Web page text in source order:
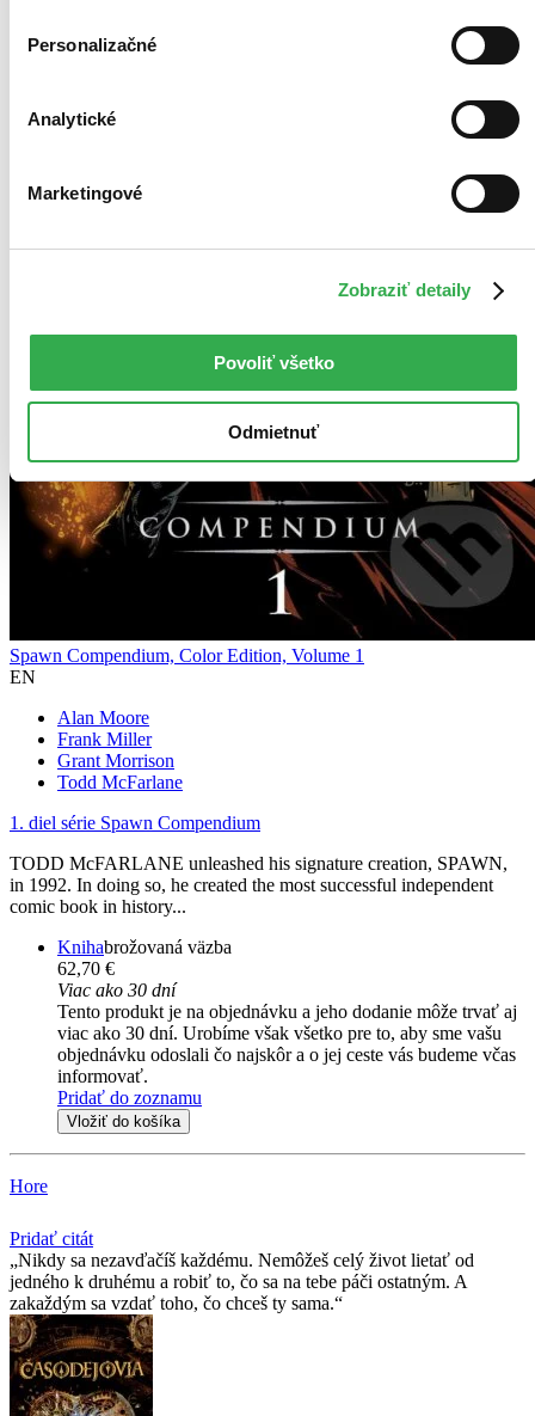
Personalizačné
Analytické
Marketingové
Zobraziť detaily
Povoliť všetko
Odmietnuť
Spawn Compendium, Color Edition, Volume 1
EN
Alan Moore
Frank Miller
Grant Morrison
Todd McFarlane
1. diel série Spawn Compendium
TODD McFARLANE unleashed his signature creation, SPAWN,
in 1992. In doing so, he created the most successful independent
comic book in history...
Knihabrožovaná väzba
62,70 €
Viac ako 30 dní
Tento produkt je na objednávku a jeho dodanie môže trvať aj
viac ako 30 dní. Urobíme však všetko pre to, aby sme vašu
objednávku odoslali čo najskôr a o jej ceste vás budeme včas
informovať.
Pridať do zoznamu
Vložiť do košíka
Hore
Pridať citát
Nikdy sa nezavďačíš každému. Nemôžeš celý život lietať od
jedného k druhému a robiť to, čo sa na tebe páči ostatným. A
zakaždým sa vzdať toho, čo chceš ty sama.